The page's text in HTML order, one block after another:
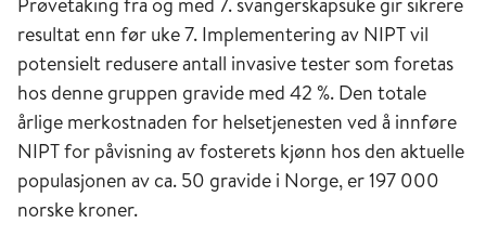
resultat enn før uke 7. Implementering av NIPT vil
potensielt redusere antall invasive tester som foretas
hos denne gruppen gravide med 42 %. Den totale
årlige merkostnaden for helsetjenesten ved å innføre
NIPT for påvisning av fosterets kjønn hos den aktuelle
populasjonen av ca. 50 gravide i Norge, er 197 000
norske kroner.